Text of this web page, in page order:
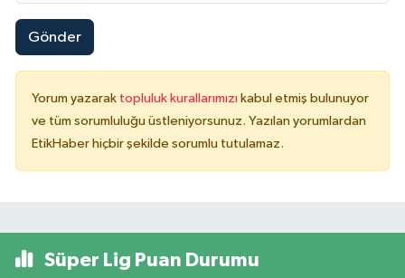
Gönder
Yorum yazarak topluluk kurallarımızı kabul etmiş bulunuyor
ve tüm sorumluluğu üstleniyorsunuz. Yazılan yorumlardan
EtikHaber hiçbir şekilde sorumlu tutulamaz.
Süper Lig Puan Durumu